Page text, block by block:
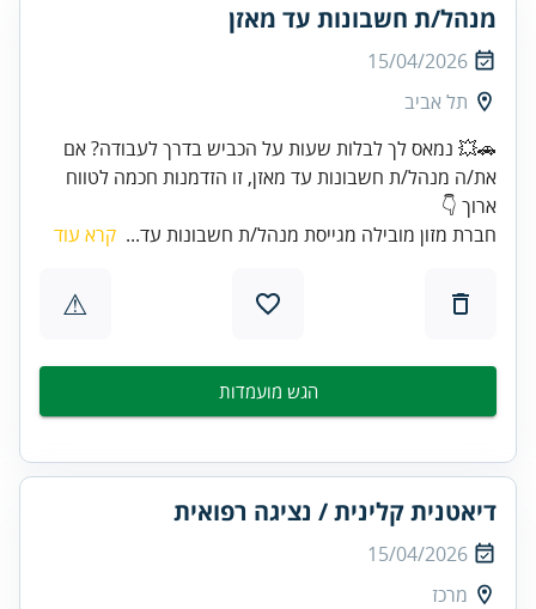
מנהל/ת חשבונות עד מאזן
15/04/2026
תל אביב
🚗💥 נמאס לך לבלות שעות על הכביש בדרך לעבודה? אם
את/ה מנהל/ת חשבונות עד מאזן, זו הזדמנות חכמה לטווח
ארוך 👇
חברת מזון מובילה מגייסת מנהל/ת חשבונות עד... קרא עוד
⚠
הגש מועמדות
דיאטנית קלינית / נציגה רפואית
15/04/2026
מרכז